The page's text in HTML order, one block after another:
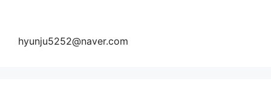
hyunju5252@naver.com